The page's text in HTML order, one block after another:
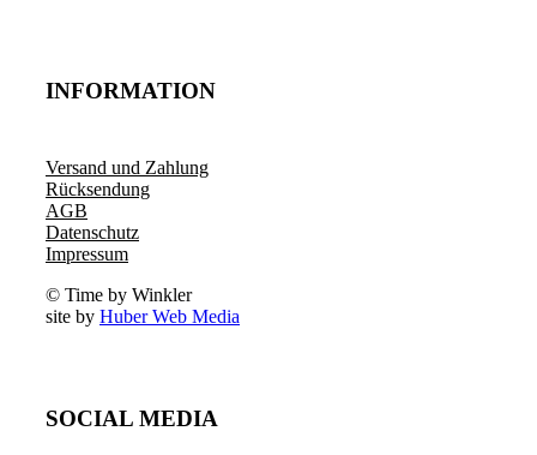
INFORMATION
Versand und Zahlung
Rücksendung
AGB
Datenschutz
Impressum
© Time by Winkler
site by Huber Web Media
SOCIAL MEDIA